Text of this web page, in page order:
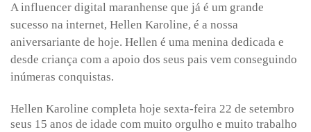
A influencer digital maranhense que já é um grande
sucesso na internet, Hellen Karoline, é a nossa
aniversariante de hoje. Hellen é uma menina dedicada e
desde criança com a apoio dos seus pais vem conseguindo
inúmeras conquistas.
Hellen Karoline completa hoje sexta-feira 22 de setembro
seus 15 anos de idade com muito orgulho e muito trabalho